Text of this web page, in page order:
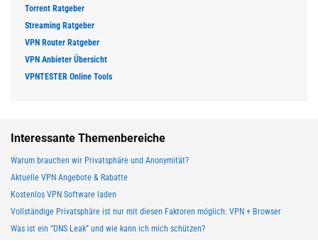
Torrent Ratgeber
Streaming Ratgeber
VPN Router Ratgeber
VPN Anbieter Übersicht
VPNTESTER Online Tools
Interessante Themenbereiche
Warum brauchen wir Privatsphäre und Anonymität?
Aktuelle VPN Angebote & Rabatte
Kostenlos VPN Software laden
Vollständige Privatsphäre ist nur mit diesen Faktoren möglich: VPN + Browser
Was ist ein “DNS Leak” und wie kann ich mich schützen?